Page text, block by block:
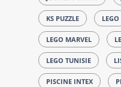
KS PUZZLE LEGO
LEGO MARVEL
LEGO TUNISIE
PISCINE INTEX